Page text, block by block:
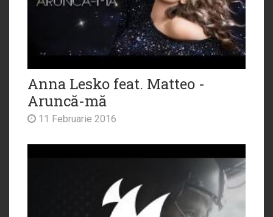
Anna Lesko feat. Matteo -
Aruncă-mă
11 Februarie 2016